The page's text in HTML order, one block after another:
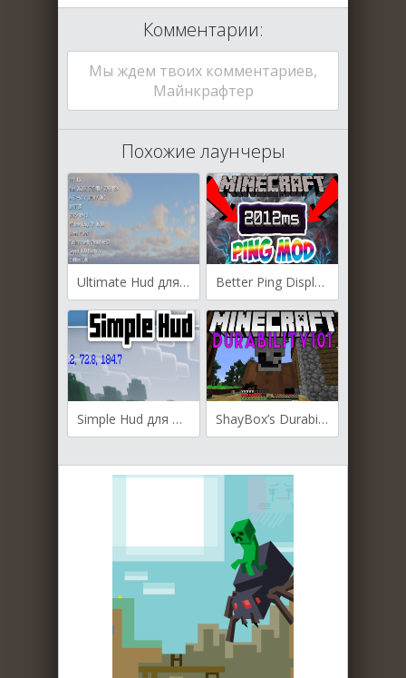
Комментарии:
Мы ждем твоих комментариев,
Майнкрафтер
Похожие лаунчеры
Ultimate Hud для Майнкрафт [1.21.1, 1.21, 1.20.6] Better Ping Display для Майнкрафт [1.21.5, 1.21.4, 1.21.3]
Simple Hud для Майнкрафт [1.21.1, 1.21] ShayBox’s Durability101 для Майнкрафт [1.21.3, 1.21.1, 1.21]